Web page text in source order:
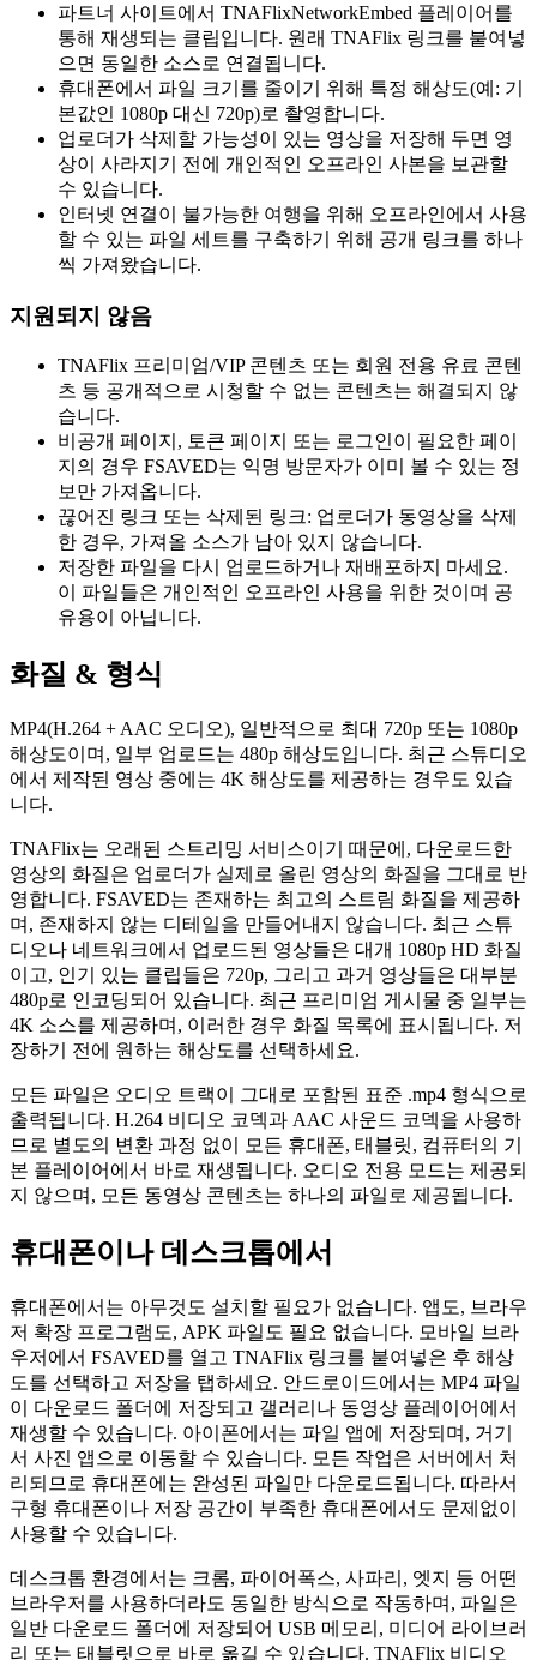
파트너 사이트에서 TNAFlixNetworkEmbed 플레이어를
통해 재생되는 클립입니다. 원래 TNAFlix 링크를 붙여넣
으면 동일한 소스로 연결됩니다.
휴대폰에서 파일 크기를 줄이기 위해 특정 해상도(예: 기
본값인 1080p 대신 720p)로 촬영합니다.
업로더가 삭제할 가능성이 있는 영상을 저장해 두면 영
상이 사라지기 전에 개인적인 오프라인 사본을 보관할
수 있습니다.
인터넷 연결이 불가능한 여행을 위해 오프라인에서 사용
할 수 있는 파일 세트를 구축하기 위해 공개 링크를 하나
씩 가져왔습니다.
지원되지 않음
TNAFlix 프리미엄/VIP 콘텐츠 또는 회원 전용 유료 콘텐
츠 등 공개적으로 시청할 수 없는 콘텐츠는 해결되지 않
습니다.
비공개 페이지, 토큰 페이지 또는 로그인이 필요한 페이
지의 경우 FSAVED는 익명 방문자가 이미 볼 수 있는 정
보만 가져옵니다.
끊어진 링크 또는 삭제된 링크: 업로더가 동영상을 삭제
한 경우, 가져올 소스가 남아 있지 않습니다.
저장한 파일을 다시 업로드하거나 재배포하지 마세요.
이 파일들은 개인적인 오프라인 사용을 위한 것이며 공
유용이 아닙니다.
화질 & 형식
MP4(H.264 + AAC 오디오), 일반적으로 최대 720p 또는 1080p
해상도이며, 일부 업로드는 480p 해상도입니다. 최근 스튜디오
에서 제작된 영상 중에는 4K 해상도를 제공하는 경우도 있습
니다.
TNAFlix는 오래된 스트리밍 서비스이기 때문에, 다운로드한
영상의 화질은 업로더가 실제로 올린 영상의 화질을 그대로 반
영합니다. FSAVED는 존재하는 최고의 스트림 화질을 제공하
며, 존재하지 않는 디테일을 만들어내지 않습니다. 최근 스튜
디오나 네트워크에서 업로드된 영상들은 대개 1080p HD 화질
이고, 인기 있는 클립들은 720p, 그리고 과거 영상들은 대부분
480p로 인코딩되어 있습니다. 최근 프리미엄 게시물 중 일부는
4K 소스를 제공하며, 이러한 경우 화질 목록에 표시됩니다. 저
장하기 전에 원하는 해상도를 선택하세요.
모든 파일은 오디오 트랙이 그대로 포함된 표준 .mp4 형식으로
출력됩니다. H.264 비디오 코덱과 AAC 사운드 코덱을 사용하
므로 별도의 변환 과정 없이 모든 휴대폰, 태블릿, 컴퓨터의 기
본 플레이어에서 바로 재생됩니다. 오디오 전용 모드는 제공되
지 않으며, 모든 동영상 콘텐츠는 하나의 파일로 제공됩니다.
휴대폰이나 데스크톱에서
휴대폰에서는 아무것도 설치할 필요가 없습니다. 앱도, 브라우
저 확장 프로그램도, APK 파일도 필요 없습니다. 모바일 브라
우저에서 FSAVED를 열고 TNAFlix 링크를 붙여넣은 후 해상
도를 선택하고 저장을 탭하세요. 안드로이드에서는 MP4 파일
이 다운로드 폴더에 저장되고 갤러리나 동영상 플레이어에서
재생할 수 있습니다. 아이폰에서는 파일 앱에 저장되며, 거기
서 사진 앱으로 이동할 수 있습니다. 모든 작업은 서버에서 처
리되므로 휴대폰에는 완성된 파일만 다운로드됩니다. 따라서
구형 휴대폰이나 저장 공간이 부족한 휴대폰에서도 문제없이
사용할 수 있습니다.
데스크톱 환경에서는 크롬, 파이어폭스, 사파리, 엣지 등 어떤
브라우저를 사용하더라도 동일한 방식으로 작동하며, 파일은
일반 다운로드 폴더에 저장되어 USB 메모리, 미디어 라이브러
리 또는 태블릿으로 바로 옮길 수 있습니다. TNAFlix 비디오